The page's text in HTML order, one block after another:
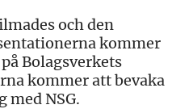
och den
kommer
Bolagsverkets
kommer att bevaka
med NSG.